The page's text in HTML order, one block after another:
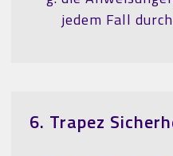
jedem Fall
6. Trapez